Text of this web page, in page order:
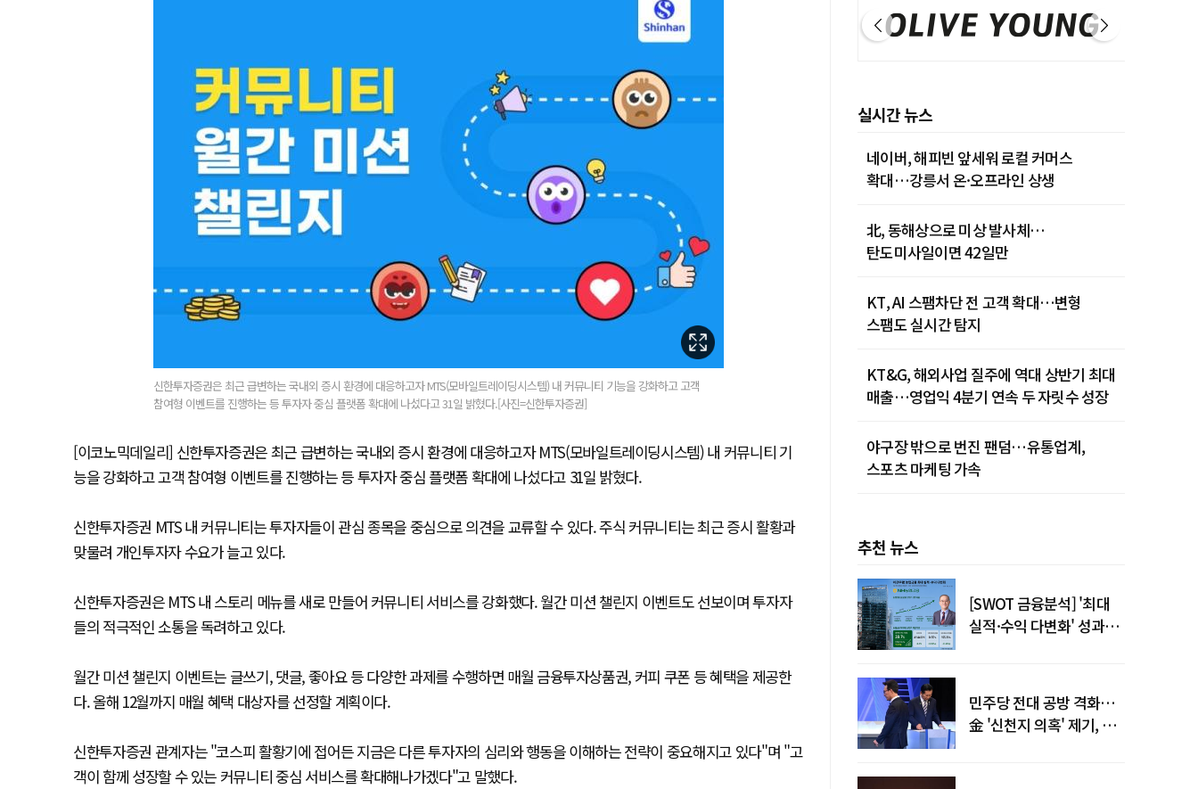
신한투자증권은 최근 급변하는 국내외 증시 환경에 대응하고자 MTS(모바일트레이딩시스템) 내 커뮤니티 기능을 강화하고 고객
참여형 이벤트를 진행하는 등 투자자 중심 플랫폼 확대에 나섰다고 31일 밝혔다.[사진=신한투자증권]
[이코노믹데일리] 신한투자증권은 최근 급변하는 국내외 증시 환경에 대응하고자 MTS(모바일트레이딩시스템) 내 커뮤니티 기
능을 강화하고 고객 참여형 이벤트를 진행하는 등 투자자 중심 플랫폼 확대에 나섰다고 31일 밝혔다.
신한투자증권 MTS 내 커뮤니티는 투자자들이 관심 종목을 중심으로 의견을 교류할 수 있다. 주식 커뮤니티는 최근 증시 활황과
맞물려 개인투자자 수요가 늘고 있다.
신한투자증권은 MTS 내 스토리 메뉴를 새로 만들어 커뮤니티 서비스를 강화했다. 월간 미션 챌린지 이벤트도 선보이며 투자자
들의 적극적인 소통을 독려하고 있다.
월간 미션 챌린지 이벤트는 글쓰기, 댓글, 좋아요 등 다양한 과제를 수행하면 매월 금융투자상품권, 커피 쿠폰 등 혜택을 제공한
다. 올해 12월까지 매월 혜택 대상자를 선정할 계획이다.
신한투자증권 관계자는 "코스피 활황기에 접어든 지금은 다른 투자자의 심리와 행동을 이해하는 전략이 중요해지고 있다"며 "고
객이 함께 성장할 수 있는 커뮤니티 중심 서비스를 확대해나가겠다"고 말했다.
실시간 뉴스
네이버, 해피빈 앞세워 로컬 커머스
확대…강릉서 온·오프라인 상생
北, 동해상으로 미상 발사체…
탄도미사일이면 42일만
KT, AI 스팸차단 전 고객 확대…변형
스팸도 실시간 탐지
KT&G, 해외사업 질주에 역대 상반기 최대
매출…영업익 4분기 연속 두 자릿수 성장
야구장 밖으로 번진 팬덤…유통업계,
스포츠 마케팅 가속
추천 뉴스
[SWOT 금융분석] '최대
실적·수익 다변화' 성과…
민주당 전대 공방 격화…
金 '신천지 의혹' 제기, 鄭